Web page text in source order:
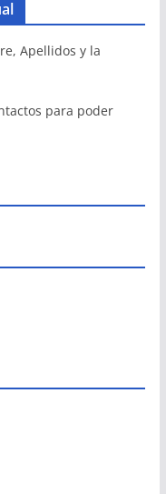
Apellidos y la
para poder